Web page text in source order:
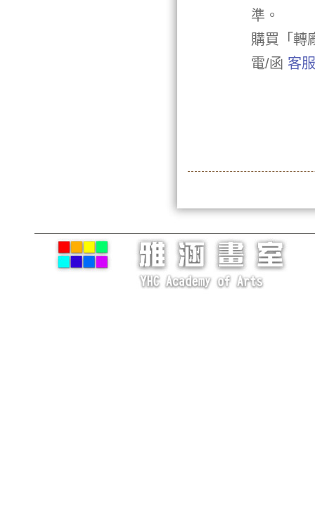
準。
購買「轉
電/函 客